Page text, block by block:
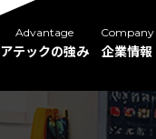
Advantage
アテックの強み
Company
企業情報